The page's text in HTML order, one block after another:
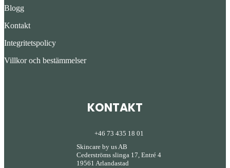
Blogg
Kontakt
Integritetspolicy
Villkor och bestämmelser
KONTAKT
+46 73 435 18 01
Skincare by us AB
Cederströms slinga 17, Entré 4
19561 Arlandastad